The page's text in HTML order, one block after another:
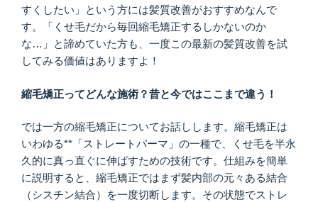
すくしたい」という方には髪質改善がおすすめなんで
す。「くせ毛だから毎回縮毛矯正するしかないのか
な…」と諦めていた方も、一度この最新の髪質改善を試
してみる価値はありますよ！
縮毛矯正ってどんな施術？昔と今ではここまで違う！
では一方の縮毛矯正についてお話しします。縮毛矯正は
いわゆる**「ストレートパーマ」の一種で、くせ毛を半永
久的に真っ直ぐに伸ばすための技術です。仕組みを簡単
に説明すると、縮毛矯正ではまず髪内部の元々ある結合
（シスチン結合）を一度切断します。その状態でストレ